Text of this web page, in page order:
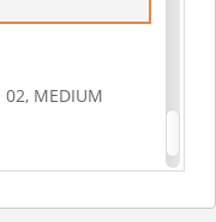
MEDIUM